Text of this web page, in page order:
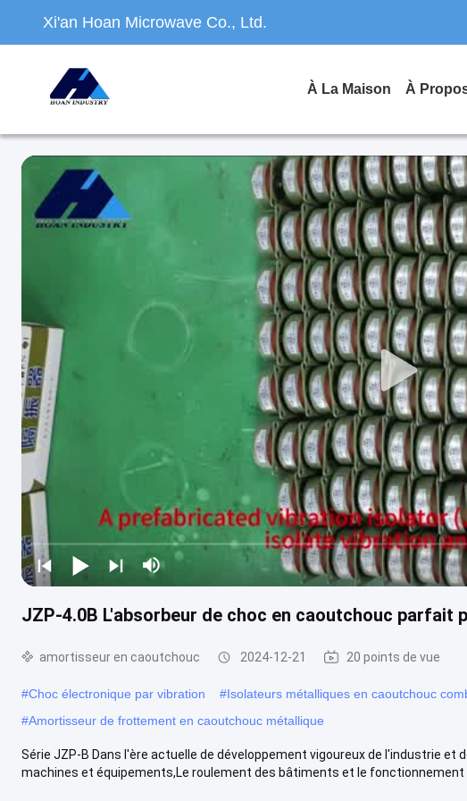
Xi'an Hoan Microwave Co., Ltd.
À La Maison À
JZP-4.0B L'absorbeur de choc en caoutchouc parfait
amortisseur en caoutchouc 2024-12-21 20 points de vue
#Choc électronique par vibration #Isolateurs métalliques en caoutchouc
#Amortisseur de frottement en caoutchouc métallique
Série JZP-B Dans l'ère actuelle de développement vigoureux de l'industrie
machines et équipements,Le roulement des bâtiments et le fonctionnement